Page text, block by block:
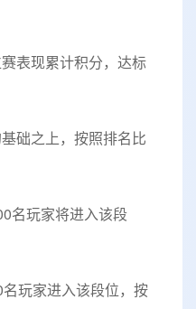
表现累计积分，达标
础之上，按照排名比
名玩家将进入该段
玩家进入该段位，按